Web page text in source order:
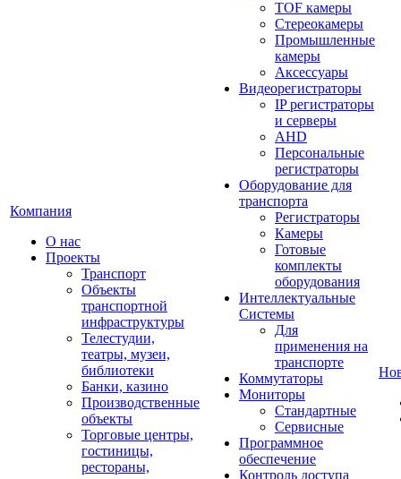
Компания
О нас
Проекты
Транспорт
Объекты
транспортной
инфраструктуры
Телестудии,
театры, музеи,
библиотеки
Банки, казино
Производственные
объекты
Торговые центры,
гостиницы,
рестораны,
TOF камеры
Стереокамеры
Промышленные
камеры
Аксессуары
Видеорегистраторы
IP регистраторы
и серверы
AHD
Персональные
регистраторы
Оборудование для
транспорта
Регистраторы
Камеры
Готовые
комплекты
оборудования
Интеллектуальные
Системы
Для
применения на
транспорте
Коммутаторы
Мониторы
Стандартные
Сервисные
Программное
обеспечение
Контроль доступа